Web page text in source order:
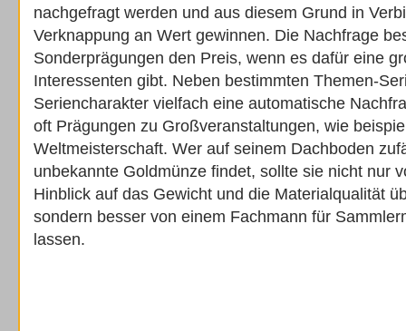
nachgefragt werden und aus diesem Grund in
Verknappung an Wert gewinnen. Die Nachfrage
Sonderprägungen den Preis, wenn es dafür eine
Interessenten gibt. Neben bestimmten Themen-
Seriencharakter vielfach eine automatische
oft Prägungen zu Großveranstaltungen, wie
Weltmeisterschaft. Wer auf seinem Dachboden
unbekannte Goldmünze findet, sollte sie nicht nur
Hinblick auf das Gewicht und die Materialqualität
sondern besser von einem Fachmann für
lassen.